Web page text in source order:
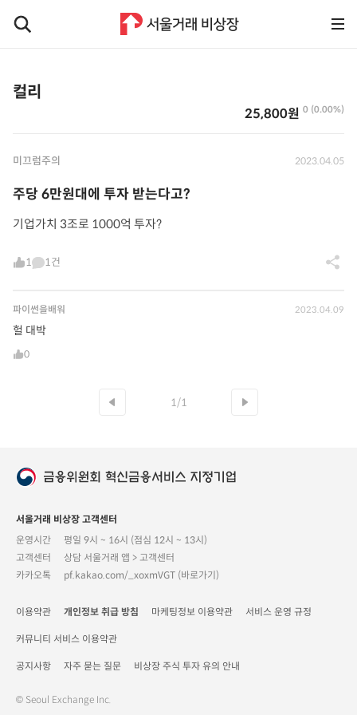
컬리
0 (0.00%)
25,800원
미끄럼주의 2023.04.05
주당 6만원대에 투자 받는다고?
기업가치 3조로 1000억 투자?
1 1건
파이썬을배워 2023.04.09
헐 대박
0
1/1
서울거래 비상장 고객센터
운영시간
평일 9시 ~ 16시 (점심 12시 ~ 13시)
고객센터
상담 서울거래 앱 > 고객센터
카카오톡
pf.kakao.com/_xoxmVGT (바로가기)
이용약관 개인정보 취급 방침 마케팅정보 이용약관 서비스 운영 규정
커뮤니티 서비스 이용약관
공지사항 자주 묻는 질문 비상장 주식 투자 유의 안내
© Seoul Exchange Inc.